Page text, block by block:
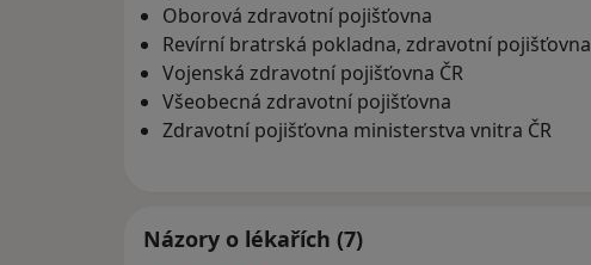
Oborová zdravotní pojišťovna
Revírní bratrská pokladna, zdravotní pojišťovna
Vojenská zdravotní pojišťovna ČR
Všeobecná zdravotní pojišťovna
Zdravotní pojišťovna ministerstva vnitra ČR
Názory o lékařích (7)